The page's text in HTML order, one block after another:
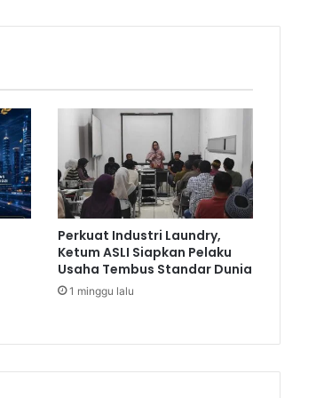
Perkuat Industri Laundry,
Ketum ASLI Siapkan Pelaku
Usaha Tembus Standar Dunia
1 minggu lalu